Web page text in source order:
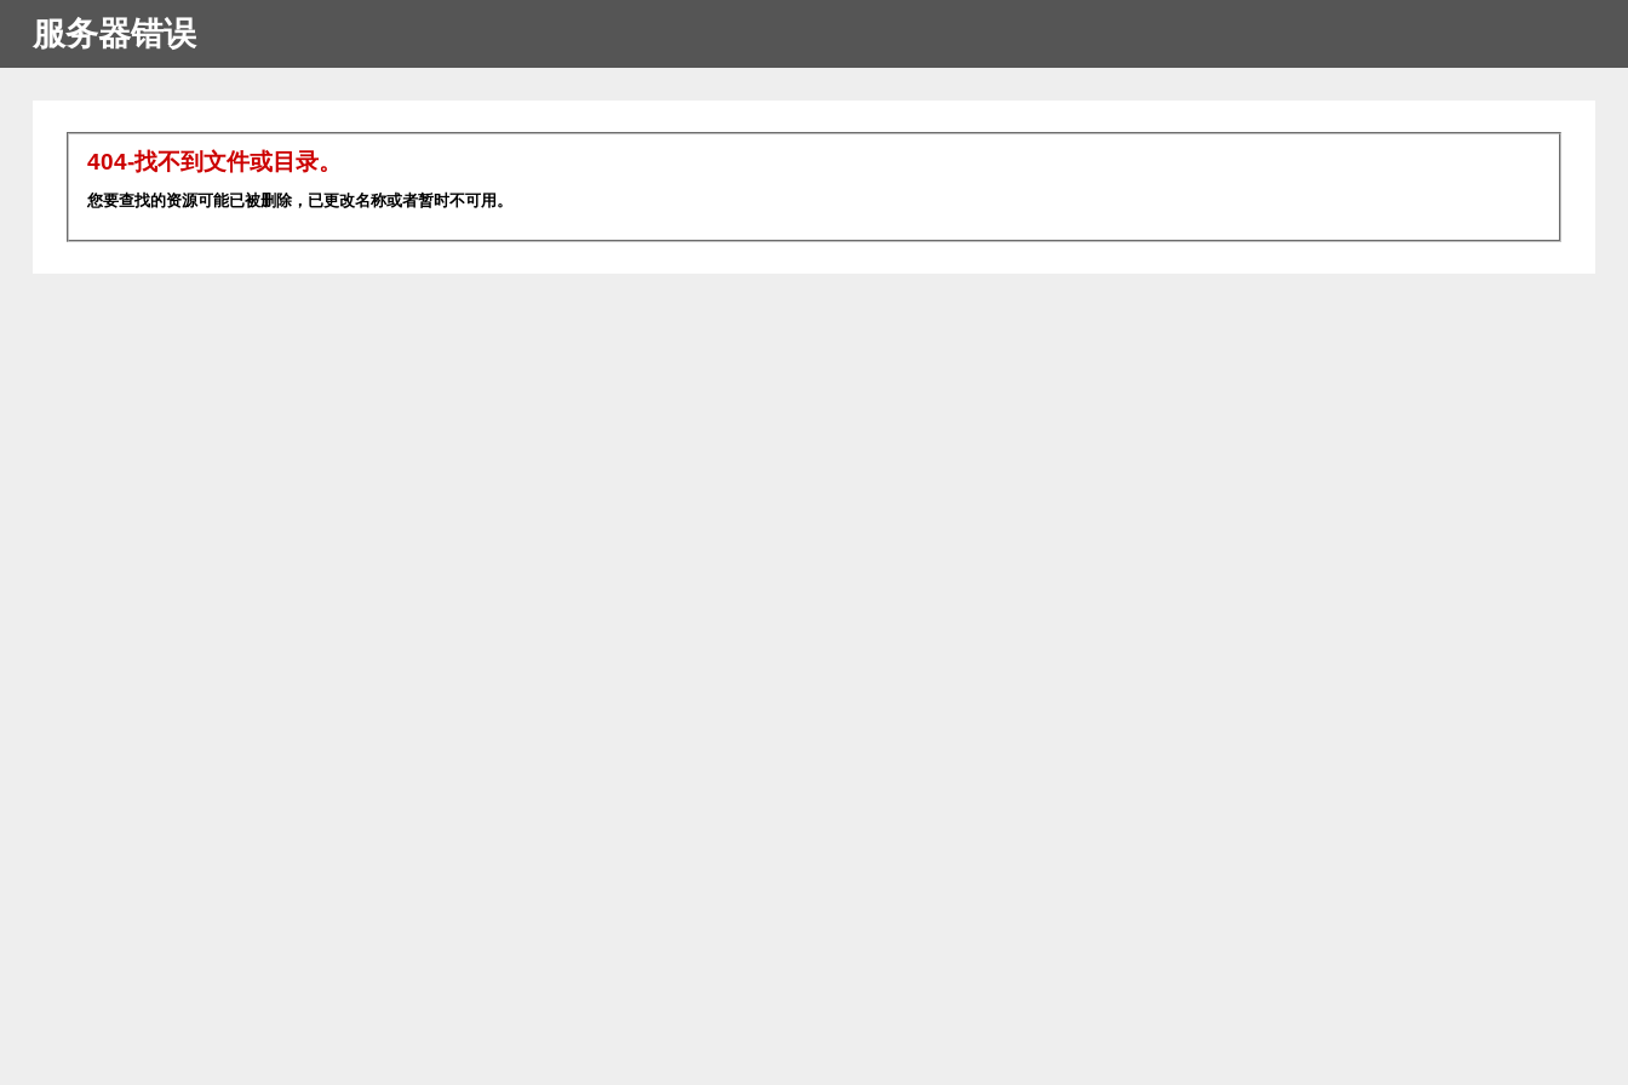
服务器错误
404-找不到文件或目录。
您要查找的资源可能已被删除，已更改名称或者暂时不可用。